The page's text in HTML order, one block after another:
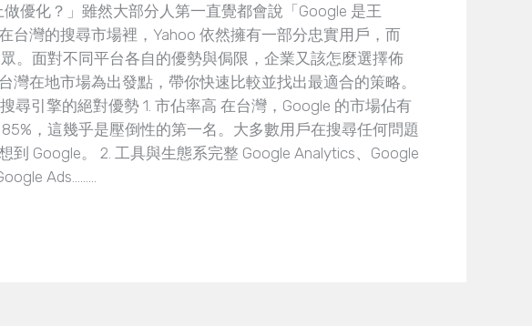
做優化？」雖然大部分人第一直覺都會說「Google 是王
台灣的搜尋市場裡，Yahoo 依然擁有一部分忠實用戶，而
。面對不同平台各自的優勢與侷限，企業又該怎麼選擇佈
灣在地市場為出發點，帶你快速比較並找出最適合的策略。
尋引擎的絕對優勢 1. 市佔率高 在台灣，Google 的市場佔有
，這幾乎是壓倒性的第一名。大多數用戶在搜尋任何問題
到 Google。 2. 工具與生態系完整 Google Analytics、Google
Ads………